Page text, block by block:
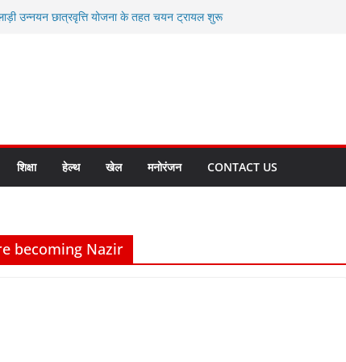
उन्नयन छात्रवृत्ति योजना के तहत चयन ट्रायल शुरू
आपदा मित्र कैडेट्स का हुआ है चयन
की सबसे बड़ी ताकत : मुख्यमंत्री पुष्कर सिंह धामी
बनाने के संकल्प को करना होगा साकार- मुख्यमंत्री
शिक्षा हेल्थ खेल मनोरंजन CONTACT US
becoming Nazir